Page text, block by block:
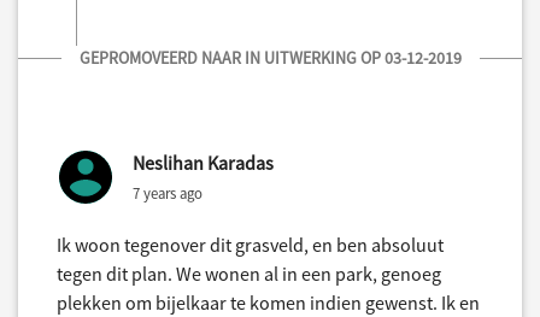
GEPROMOVEERD NAAR IN UITWERKING OP 03-12-2019
Neslihan Karadas
7 years ago
Ik woon tegenover dit grasveld, en ben absoluut
tegen dit plan. We wonen al in een park, genoeg
plekken om bijelkaar te komen indien gewenst. Ik en